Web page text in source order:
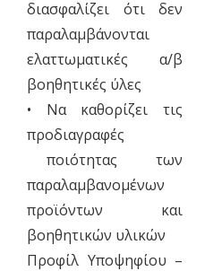
διασφαλίζει ότι δεν
παραλαμβάνονται
ελαττωματικές α/β
βοηθητικές ύλες
• Να καθορίζει τις
προδιαγραφές
ποιότητας των
παραλαμβανομένων
προϊόντων και
βοηθητικών υλικών
Προφίλ Υποψηφίου –